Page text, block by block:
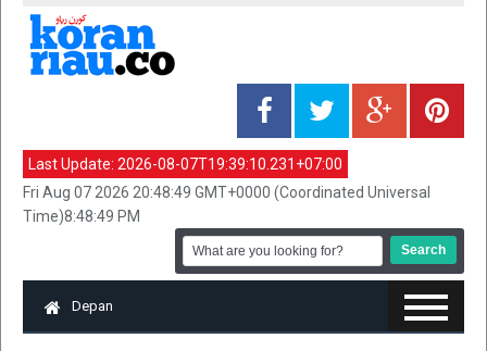
Last Update: 2026-08-07T19:39:10.231+07:00
Fri Aug 07 2026 20:48:49 GMT+0000 (Coordinated Universal
Time)8:48:49 PM
Depan